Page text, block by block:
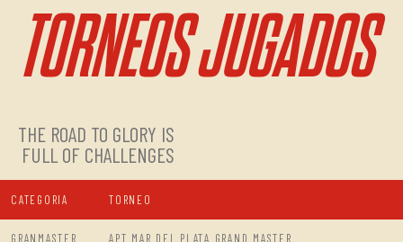
TORNEOS JUGADOS
THE ROAD TO GLORY IS
FULL OF CHALLENGES
CATEGORIA TORNEO
GRANMASTER APT MAR DEL PLATA GRAND MASTER